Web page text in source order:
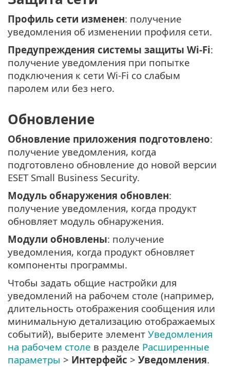
Профиль сети изменен: получение
уведомления об изменении профиля сети.
Предупреждения системы защиты Wi-Fi:
получение уведомления при попытке
подключения к сети Wi-Fi со слабым
паролем или без него.
Обновление
Обновление приложения подготовлено:
получение уведомления, когда
подготовлено обновление до новой версии
ESET Small Business Security.
Модуль обнаружения обновлен:
получение уведомления, когда продукт
обновляет модуль обнаружения.
Модули обновлены: получение
уведомления, когда продукт обновляет
компоненты программы.
Чтобы задать общие настройки для
уведомлений на рабочем столе (например,
длительность отображения сообщения или
минимальную детализацию отображаемых
событий), выберите элемент Уведомления
на рабочем столе в разделе Расширенные
параметры > Интерфейс > Уведомления.